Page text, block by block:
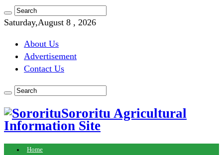
Saturday,August 8 , 2026
About Us
Advertisement
Contact Us
Sororitu Agricultural
Information Site
Home